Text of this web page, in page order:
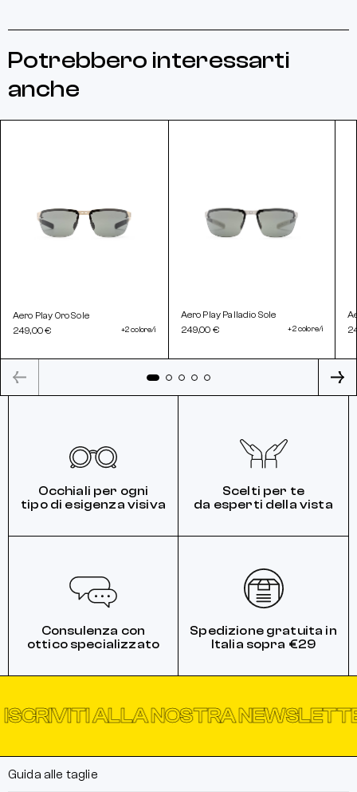
Potrebbero interessarti
anche
Aero Play Oro Sole
249,00 €
+2 colore/i
Aero Play Palladio Sole
249,00 €
+2 colore/i
Occhiali per ogni
tipo di esigenza visiva
Scelti per te
da esperti della vista
Consulenza con
ottico specializzato
Spedizione gratuita in
Italia sopra €29
ALLA NOSTRA NEWSLETTER
Guida alle taglie